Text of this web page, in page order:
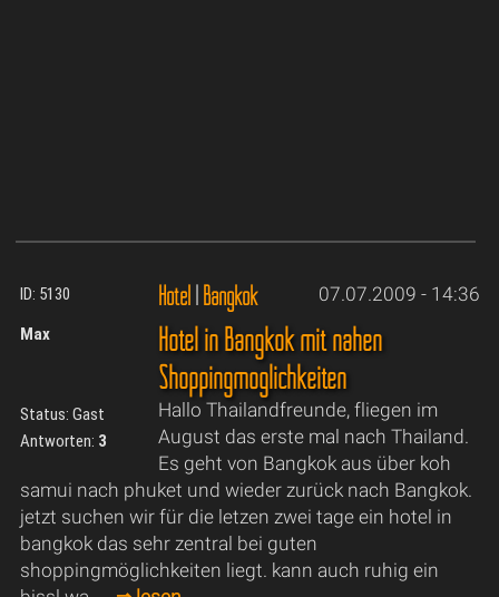
ID: 5130 Hotel|Bangkok 07.07.2009 - 14:36
Max
Status: Gast
Antworten: 3
Hotel in Bangkok mit nahen
Shoppingmöglichkeiten
Hallo Thailandfreunde, fliegen im
August das erste mal nach Thailand.
Es geht von Bangkok aus über koh
samui nach phuket und wieder zurück nach Bangkok.
jetzt suchen wir für die letzen zwei tage ein hotel in
bangkok das sehr zentral bei guten
shoppingmöglichkeiten liegt. kann auch ruhig ein